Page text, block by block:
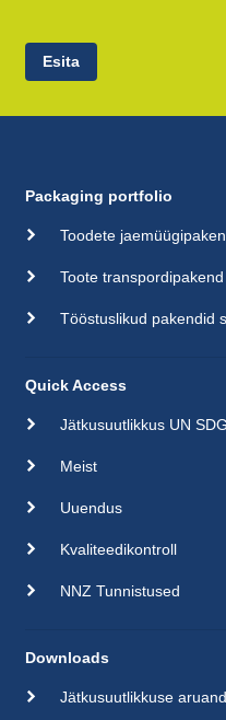
Esita
Packaging portfolio
Toodete
Toote transpordipakend
Tööstuslikud pakendid
Quick Access
Jätkusuutlikkus UN
Meist
Uuendus
Kvaliteedikontroll
NNZ Tunnistused
Downloads
Jätkusuutlikkuse